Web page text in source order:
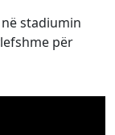
stadiumin
për